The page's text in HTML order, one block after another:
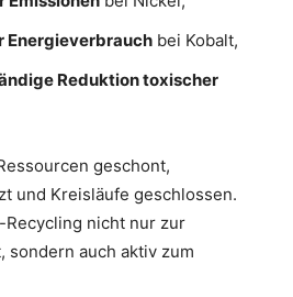
Energieverbrauch bei Kobalt,
Reduktion toxischer
geschont,
und Kreisläufe geschlossen.
Recycling nicht nur zur
sondern auch aktiv zum